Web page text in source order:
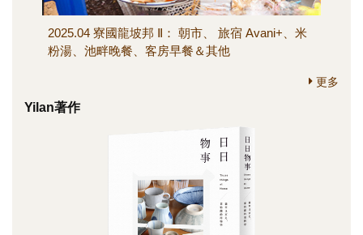
2025.04 寮國龍坡邦 Ⅱ： 朝市、 旅宿 Avani+、米
粉湯、池畔晚餐、客房早餐＆其他
更多
Yilan著作